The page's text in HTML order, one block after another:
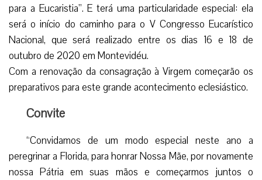
para a Eucaristia”. E terá uma particularidade especial: ela
será o início do caminho para o V Congresso Eucarístico
Nacional, que será realizado entre os dias 16 e 18 de
outubro de 2020 em Montevidéu.
Com a renovação da consagração à Virgem começarão os
preparativos para este grande acontecimento eclesiástico.
Convite
“Convidamos de um modo especial neste ano a
peregrinar a Florida, para honrar Nossa Mãe, por novamente
nossa Pátria em suas mãos e começarmos juntos o